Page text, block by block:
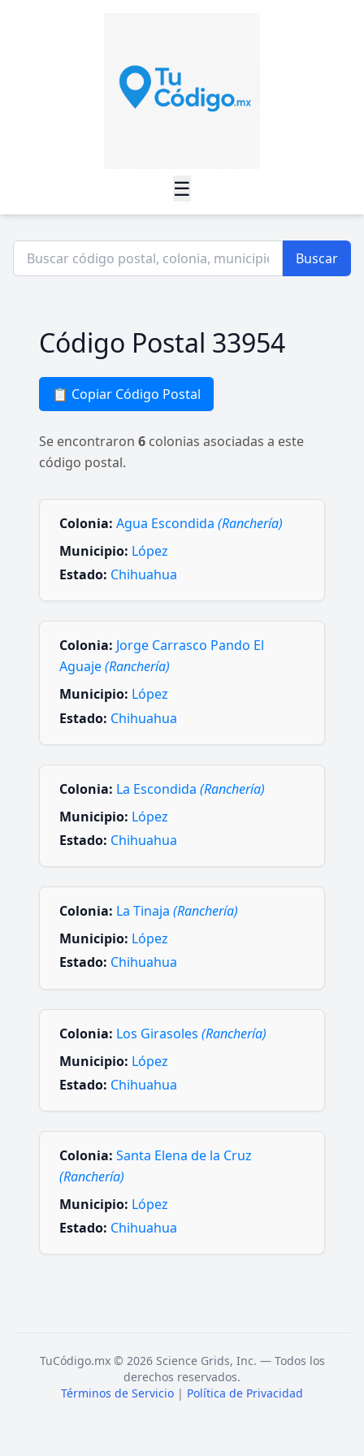
☰
Buscar
Código Postal 33954
📋 Copiar Código Postal
Se encontraron 6 colonias asociadas a este
código postal.
Colonia: Agua Escondida (Ranchería)
Municipio: López
Estado: Chihuahua
Colonia: Jorge Carrasco Pando El
Aguaje(Ranchería)
Municipio: López
Estado: Chihuahua
Colonia: La Escondida (Ranchería)
Municipio: López
Estado: Chihuahua
Colonia: La Tinaja (Ranchería)
Municipio: López
Estado: Chihuahua
Colonia: Los Girasoles (Ranchería)
Municipio: López
Estado: Chihuahua
Colonia: Santa Elena de la Cruz
(Ranchería)
Municipio: López
Estado: Chihuahua
TuCódigo.mx © 2026 Science Grids, Inc. — Todos los
derechos reservados.
Términos de Servicio | Política de Privacidad